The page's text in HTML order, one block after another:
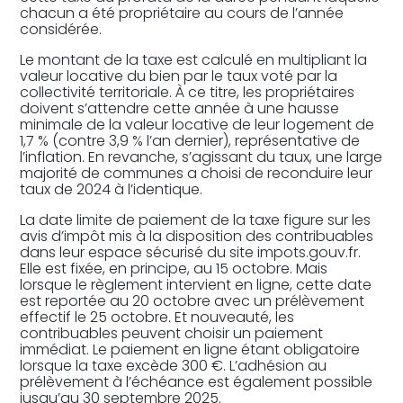
chacun a été propriétaire au cours de l’année
considérée.
Le montant de la taxe est calculé en multipliant la
valeur locative du bien par le taux voté par la
collectivité territoriale. À ce titre, les propriétaires
doivent s’attendre cette année à une hausse
minimale de la valeur locative de leur logement de
1,7 % (contre 3,9 % l’an dernier), représentative de
l’inflation. En revanche, s’agissant du taux, une large
majorité de communes a choisi de reconduire leur
taux de 2024 à l’identique.
La date limite de paiement de la taxe figure sur les
avis d’impôt mis à la disposition des contribuables
dans leur espace sécurisé du site impots.gouv.fr.
Elle est fixée, en principe, au 15 octobre. Mais
lorsque le règlement intervient en ligne, cette date
est reportée au 20 octobre avec un prélèvement
effectif le 25 octobre. Et nouveauté, les
contribuables peuvent choisir un paiement
immédiat. Le paiement en ligne étant obligatoire
lorsque la taxe excède 300 €. L’adhésion au
prélèvement à l’échéance est également possible
jusqu’au 30 septembre 2025.